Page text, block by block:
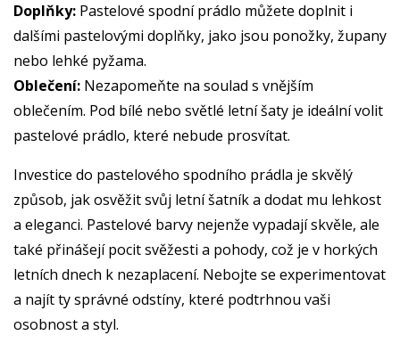
Doplňky: Pastelové spodní prádlo můžete doplnit i
dalšími pastelovými doplňky, jako jsou ponožky, župany
nebo lehké pyžama.
Oblečení: Nezapomeňte na soulad s vnějším
oblečením. Pod bílé nebo světlé letní šaty je ideální volit
pastelové prádlo, které nebude prosvítat.
Investice do pastelového spodního prádla je skvělý
způsob, jak osvěžit svůj letní šatník a dodat mu lehkost
a eleganci. Pastelové barvy nejenže vypadají skvěle, ale
také přinášejí pocit svěžesti a pohody, což je v horkých
letních dnech k nezaplacení. Nebojte se experimentovat
a najít ty správné odstíny, které podtrhnou vaši
osobnost a styl.